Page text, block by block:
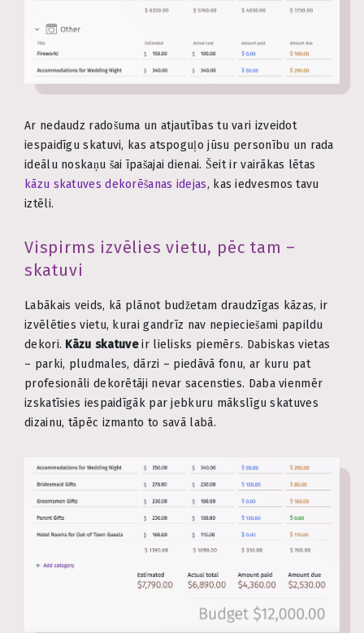
Ar nedaudz radošuma un atjautības tu vari izveidot
iespaidīgu skatuvi, kas atspoguļo jūsu personību un rada
ideālu noskaņu šai īpašajai dienai. Šeit ir vairākas lētas
kāzu skatuves dekorēšanas idejas, kas iedvesmos tavu
iztēli.
Vispirms izvēlies vietu, pēc tam –
skatuvi
Labākais veids, kā plānot budžetam draudzīgas kāzas, ir
izvēlēties vietu, kurai gandrīz nav nepieciešami papildu
dekori. Kāzu skatuveir lielisks piemērs. Dabiskas vietas
– parki, pludmales, dārzi – piedāvā fonu, ar kuru pat
profesionāli dekorētāji nevar sacensties. Daba vienmēr
izskatīsies iespaidīgāk par jebkuru mākslīgu skatuves
dizainu, tāpēc izmanto to savā labā.